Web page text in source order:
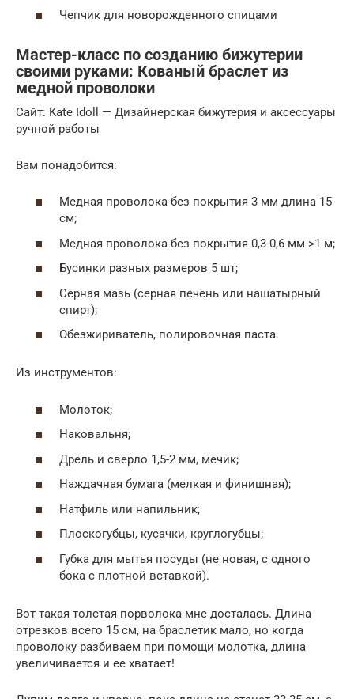
Чепчик для новорожденного спицами
Мастер-класс по созданию бижутерии
своими руками: Кованый браслет из
медной проволоки
Сайт: Kate Idoll — Дизайнерская бижутерия и аксессуары
ручной работы
Вам понадобится:
Медная проволока без покрытия 3 мм длина 15
см;
Медная проволока без покрытия 0,3-0,6 мм >1 м;
Бусинки разных размеров 5 шт;
Серная мазь (серная печень или нашатырный
спирт);
Обезжириватель, полировочная паста.
Из инструментов:
Молоток;
Наковальня;
Дрель и сверло 1,5-2 мм, мечик;
Наждачная бумага (мелкая и финишная);
Натфиль или напильник;
Плоскогубцы, кусачки, круглогубцы;
Губка для мытья посуды (не новая, с одного
бока с плотной вставкой).
Вот такая толстая порволока мне досталась. Длина
отрезков всего 15 см, на браслетик мало, но когда
проволоку разбиваем при помощи молотка, длина
увеличивается и ее хватает!